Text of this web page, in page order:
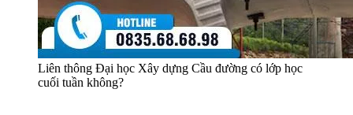
Liên thông Đại học Xây dựng Cầu đường có lớp học
cuối tuần không?